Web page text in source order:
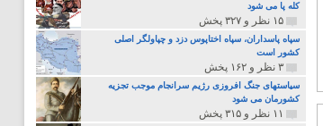
کله پا می شود
۱۵ نظر و ۳۲۷ پخش
سپاه پاسداران، سپاه اختاپوس دزد و چپاولگر اصلی
کشور است
۳ نظر و ۱۶۲ پخش
سیاستهای جنگ افروزی رژیم سرانجام موجب تجزیه
کشورمان می شود
۱۱ نظر و ۳۱۵ پخش